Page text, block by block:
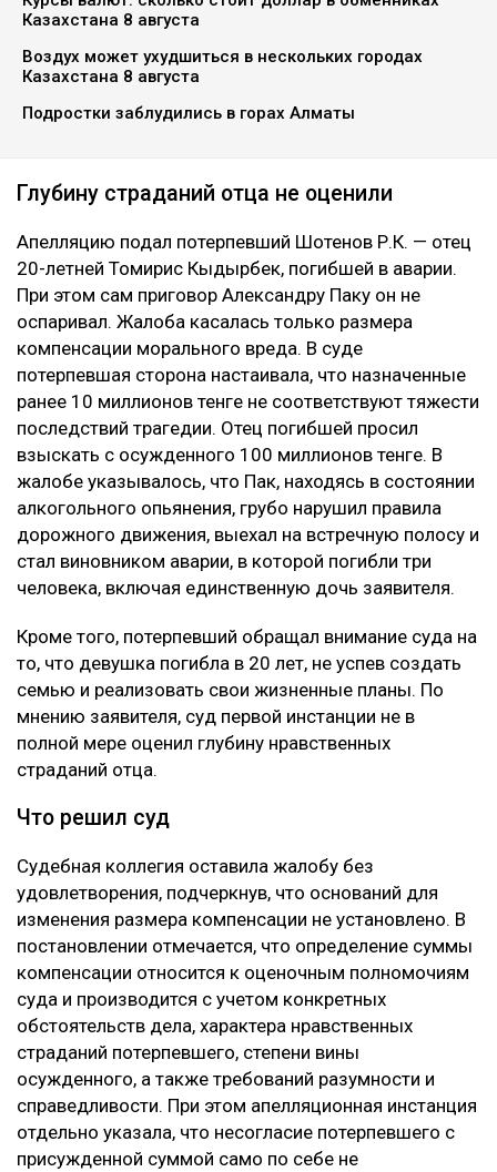
Казахстана 8 августа
Воздух может ухудшиться в нескольких городах
Казахстана 8 августа
Подростки заблудились в горах Алматы
Глубину страданий отца не оценили
Апелляцию подал потерпевший Шотенов Р.К. — отец
20-летней Томирис Кыдырбек, погибшей в аварии.
При этом сам приговор Александру Паку он не
оспаривал. Жалоба касалась только размера
компенсации морального вреда. В суде
потерпевшая сторона настаивала, что назначенные
ранее 10 миллионов тенге не соответствуют тяжести
последствий трагедии. Отец погибшей просил
взыскать с осужденного 100 миллионов тенге. В
жалобе указывалось, что Пак, находясь в состоянии
алкогольного опьянения, грубо нарушил правила
дорожного движения, выехал на встречную полосу и
стал виновником аварии, в которой погибли три
человека, включая единственную дочь заявителя.
Кроме того, потерпевший обращал внимание суда на
то, что девушка погибла в 20 лет, не успев создать
семью и реализовать свои жизненные планы. По
мнению заявителя, суд первой инстанции не в
полной мере оценил глубину нравственных
страданий отца.
Что решил суд
Судебная коллегия оставила жалобу без
удовлетворения, подчеркнув, что оснований для
изменения размера компенсации не установлено. В
постановлении отмечается, что определение суммы
компенсации относится к оценочным полномочиям
суда и производится с учетом конкретных
обстоятельств дела, характера нравственных
страданий потерпевшего, степени вины
осужденного, а также требований разумности и
справедливости. При этом апелляционная инстанция
отдельно указала, что несогласие потерпевшего с
присужденной суммой само по себе не